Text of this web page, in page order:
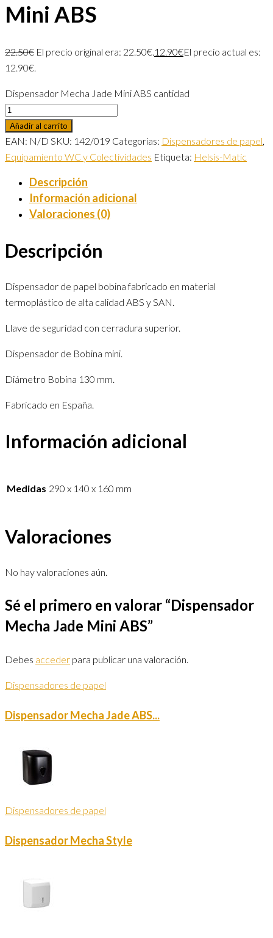
Mini ABS
22.50€ El precio original era: 22.50€.12.90€El precio actual es:
12.90€.
Dispensador Mecha Jade Mini ABS cantidad
Añadir al carrito
EAN: N/D SKU: 142/019 Categorías: Dispensadores de papel,
Equipamiento WC y Colectividades Etiqueta: Helsis-Matic
Descripción
Información adicional
Valoraciones (0)
Descripción
Dispensador de papel bobina fabricado en material
termoplástico de alta calidad ABS y SAN.
Llave de seguridad con cerradura superior.
Dispensador de Bobina mini.
Diámetro Bobina 130 mm.
Fabricado en España.
Información adicional
Medidas 290 x 140 x 160 mm
Valoraciones
No hay valoraciones aún.
Sé el primero en valorar “Dispensador
Mecha Jade Mini ABS”
Debes acceder para publicar una valoración.
Dispensadores de papel
Dispensador Mecha Jade ABS...
Dispensadores de papel
Dispensador Mecha Style